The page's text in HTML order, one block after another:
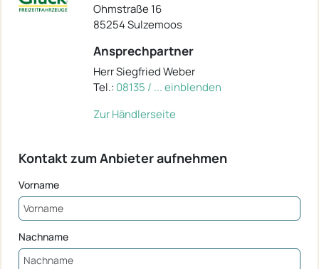
Ohmstraße 16
85254 Sulzemoos
Ansprechpartner
Herr Siegfried Weber
Tel.: 08135 / ... einblenden
Zur Händlerseite
Kontakt zum Anbieter aufnehmen
Vorname
Nachname